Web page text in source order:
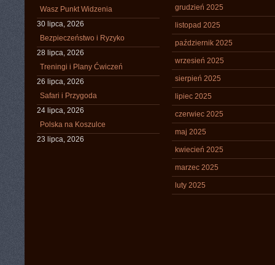
Wasz Punkt Widzenia
30 lipca, 2026
Bezpieczeństwo i Ryzyko
28 lipca, 2026
Treningi i Plany Ćwiczeń
26 lipca, 2026
Safari i Przygoda
24 lipca, 2026
Polska na Koszulce
23 lipca, 2026
grudzień 2025
listopad 2025
październik 2025
wrzesień 2025
sierpień 2025
lipiec 2025
czerwiec 2025
maj 2025
kwiecień 2025
marzec 2025
luty 2025